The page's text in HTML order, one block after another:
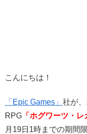
こんにちは！
「Epic Games」 社が
RPG 「ホグワーツ・レ
月19日1時までの期間